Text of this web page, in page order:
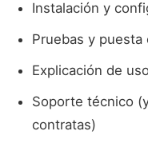
Instalación y
Pruebas y puesta
Explicación de
Soporte técnico
contratas)